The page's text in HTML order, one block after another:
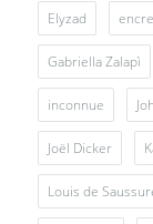
Elyzad
Gabriella Zalapì
inconnue
Joël Dicker
Louis de